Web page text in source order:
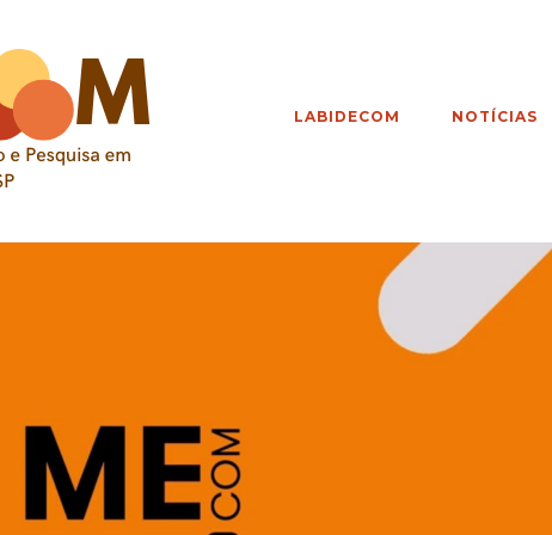
LABIDECOM NOTÍCIAS